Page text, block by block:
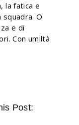
la fatica e
O
e di
Con umiltà
Post: